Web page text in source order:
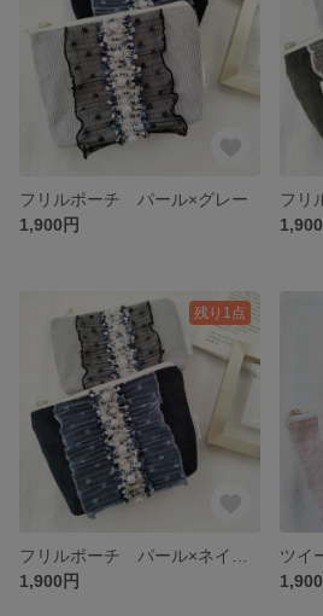
フリルポーチ パール×グレー
1,900円
フリ
残り1点
1,900円